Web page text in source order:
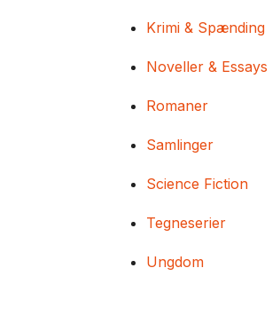
Krimi & Spænding
Noveller & Essays
Romaner
Samlinger
Science Fiction
Tegneserier
Ungdom